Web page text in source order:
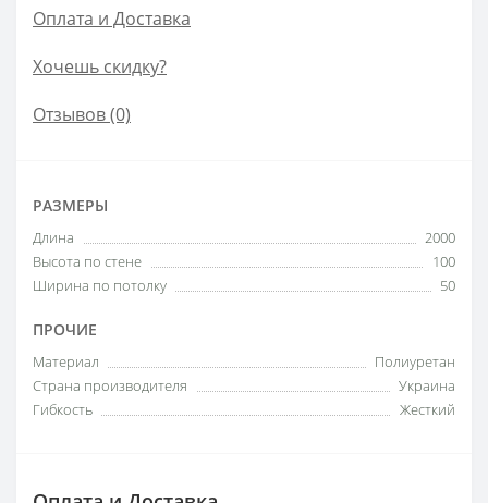
Оплата и Доставка
Хочешь скидку?
Отзывов (0)
РАЗМЕРЫ
Длина
2000
Высота по стене
100
Ширина по потолку
50
ПРОЧИЕ
Материал
Полиуретан
Страна производителя
Украина
Гибкость
Жесткий